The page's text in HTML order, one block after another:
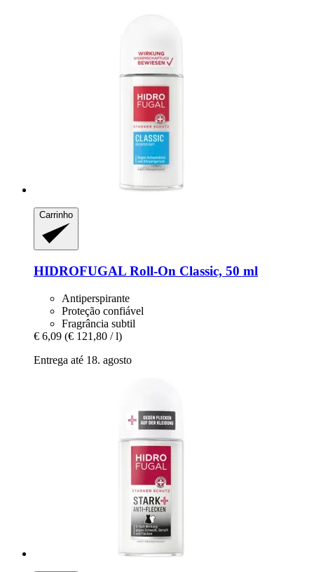
Carrinho
HIDROFUGAL Roll-​On Classic, 50 ml
Antiperspirante
Proteção confiável
Fragrância subtil
€ 6,09 (€ 121,80 / l)
Entrega até 18. agosto